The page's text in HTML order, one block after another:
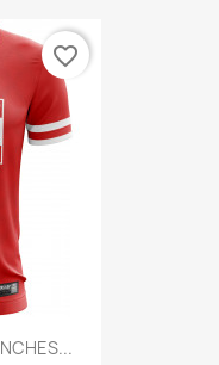
favorite_border